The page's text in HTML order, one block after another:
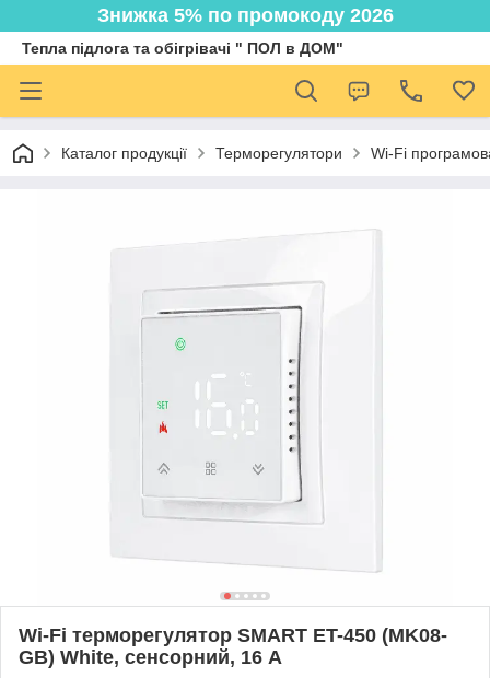
Знижка 5% по промокоду 2026
Тепла підлога та обігрівачі " ПОЛ в ДОМ"
Каталог продукції Терморегулятори Wi-Fi
Wi-Fi терморегулятор SMART ET-450 (MK08-
GB) White, сенсорний, 16 А